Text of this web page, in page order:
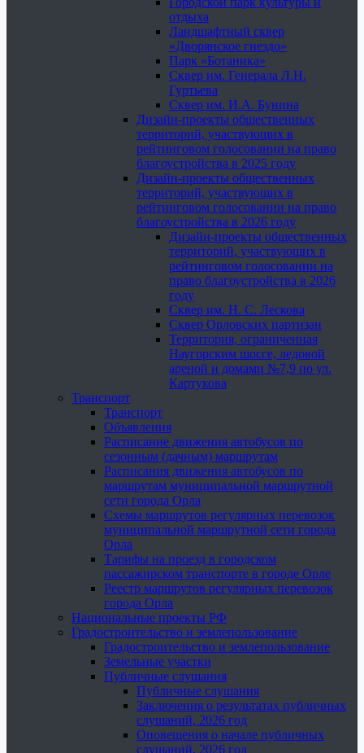
отдыха
Ландшафтный сквер
«Дворянское гнездо»
Парк «Ботаника»
Сквер им. Генерала Л.Н.
Гуртьева
Сквер им. И.А. Бунина
Дизайн-проекты общественных
территорий, участвующих в
рейтинговом голосовании на право
благоустройства в 2025 году
Дизайн-проекты общественных
территорий, участвующих в
рейтинговом голосовании на право
благоустройства в 2026 году
Дизайн-проекты общественных
территорий, участвующих в
рейтинговом голосовании на
право благоустройства в 2026
году
Сквер им. Н. С. Лескова
Сквер Орловских партизан
Территория, ограниченная
Наугорским шоссе, ледовой
ареной и домами №7,9 по ул.
Картукова
Транспорт
Транспорт
Объявления
Расписание движения автобусов по
сезонным (дачным) маршрутам
Расписания движения автобусов по
маршрутам муниципальной маршрутной
сети города Орла
Схемы маршрутов регулярных перевозок
муниципальной маршрутной сети города
Орла
Тарифы на проезд в городском
пассажирском транспорте в городе Орле
Реестр маршрутов регулярных перевозок
города Орла
Национальные проекты РФ
Градостроительство и землепользование
Градостроительство и землепользование
Земельные участки
Публичные слушания
Публичные слушания
Заключения о результатах публичных
слушаний, 2026 год
Оповещения о начале публичных
слушаний, 2026 год